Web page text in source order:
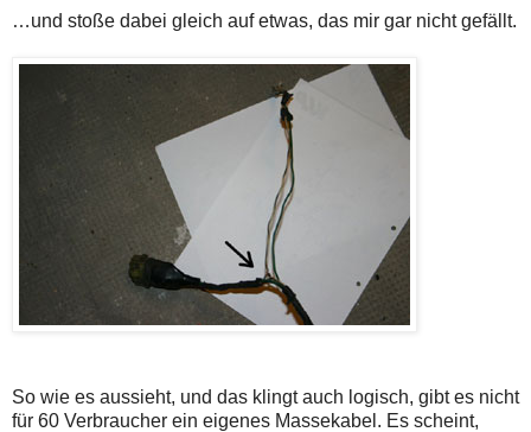
…und stoße dabei gleich auf etwas, das mir gar nicht gefällt.
So wie es aussieht, und das klingt auch logisch, gibt es nicht
für 60 Verbraucher ein eigenes Massekabel. Es scheint,